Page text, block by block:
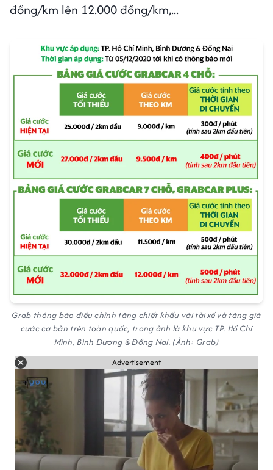
đồng/km lên 12.000 đồng/km,...
Grab thông báo điều chỉnh tăng chiết khấu với tài xế và tăng giá
cước cơ bản trên toàn quốc, trong ảnh là khu vực TP. Hồ Chí
Minh, Bình Dương & Đồng Nai. (Ảnh: Grab)
Advertisement